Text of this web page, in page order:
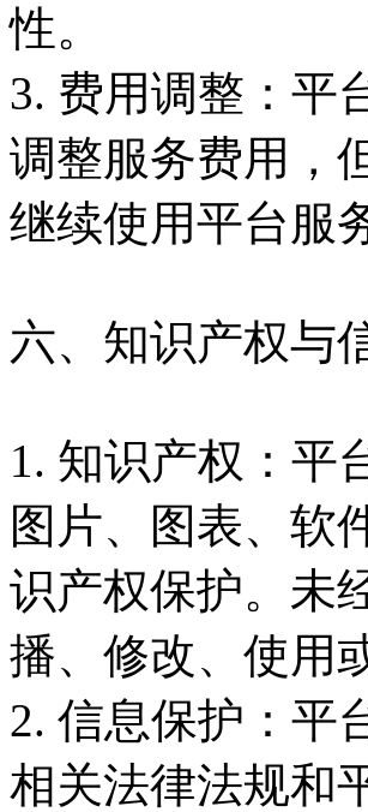
性。
3. 费用调整：平
调整服务费用，
继续使用平台服
六、知识产权与
1. 知识产权：平
图片、图表、软
识产权保护。未
播、修改、使用
2. 信息保护：平
相关法律法规和